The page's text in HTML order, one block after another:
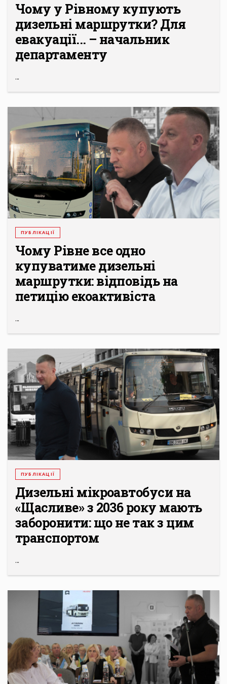
Чому у Рівному купують
дизельні маршрутки? Для
евакуації... – начальник
департаменту
...
ПУБЛІКАЦІЇ
Чому Рівне все одно
купуватиме дизельні
маршрутки: відповідь на
петицію екоактивіста
...
ПУБЛІКАЦІЇ
Дизельні мікроавтобуси на
«Щасливе» з 2036 року мають
заборонити: що не так з цим
транспортом
...